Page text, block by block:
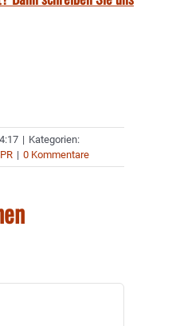
| Kategorien:
| 0 Kommentare